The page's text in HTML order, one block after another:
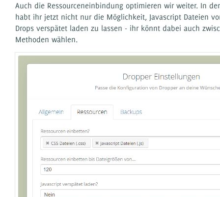
Auch die Ressourceneinbindung optimieren wir weiter. In
habt ihr jetzt nicht nur die Möglichkeit, Javascript Dateien
Drops verspätet laden zu lassen - ihr könnt dabei auch
Methoden wählen.